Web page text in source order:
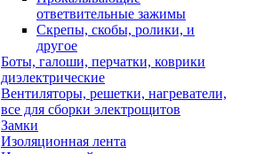
ответвительные зажимы
Скрепы, скобы, ролики, и
другое
Боты, галоши, перчатки, коврики
диэлектрические
Вентиляторы, решетки, нагреватели,
все для сборки электрощитов
Замки
Изоляционная лента